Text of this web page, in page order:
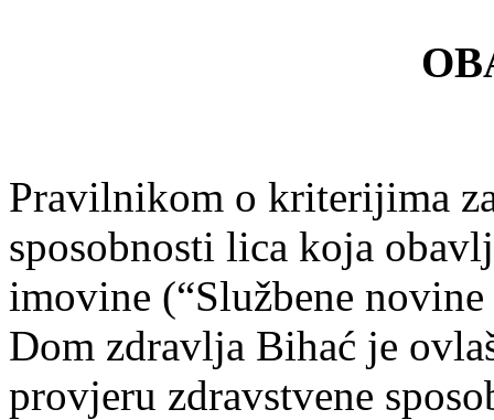
Pravilnikom o kriterijima
sposobnosti lica koja
imovine (“Službene
Dom zdravlja Bihać je
provjeru zdravstvene